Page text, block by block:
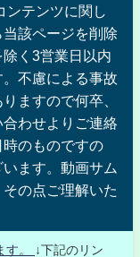
ンテンツに関し
該ページを削除
く3営業日以内
不慮による事故
ますので何卒、
わせよりご連絡
のものですの
ます。動画サム
の点ご理解いた
す。
↓下記のリン